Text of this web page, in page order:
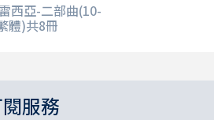
西亞-二部曲(10-
體)共8冊
服務